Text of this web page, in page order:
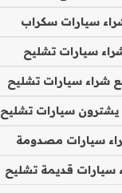
سيارات سكراب
سيارات تشليح
شراء سيارات تشليح
يشترون سيارات تشليح
سيارات مصدومة
سيارات قديمة تشليح